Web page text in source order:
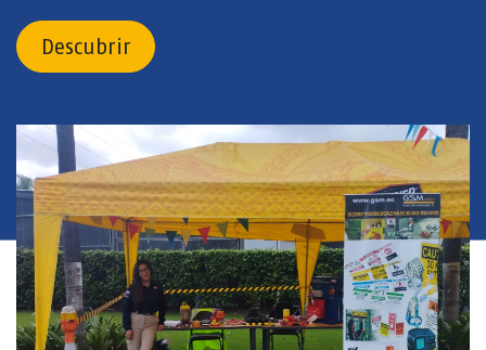
Descubrir